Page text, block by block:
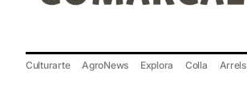
Culturarte AgroNews Explora Colla Arrels